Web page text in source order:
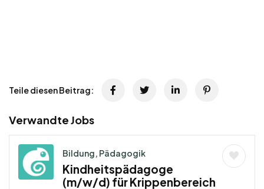
Teile diesen Beitrag:
Verwandte Jobs
Bildung, Pädagogik
Kindheitspädagoge
(m/w/d) für Krippenbereich